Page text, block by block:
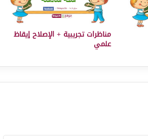
مناظرات تجريبية + الإصلاح إيقاظ
علمي